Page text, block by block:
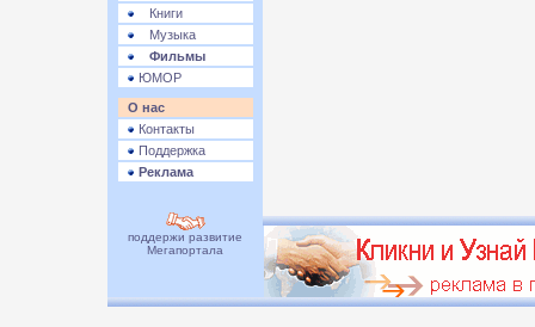
Книги
Музыка
Фильмы
ЮМОР
О нас
Контакты
Поддержка
Реклама
поддержи развитие
Мегапортала